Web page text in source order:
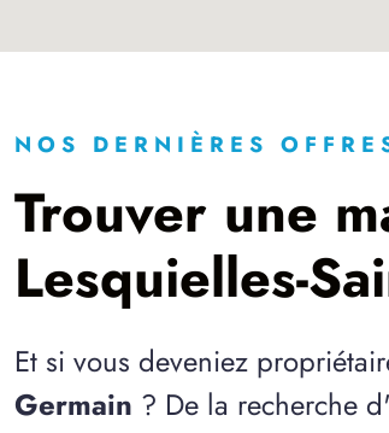
NOS DERNIÈRES
Trouver une
Lesquielles-
Et si vous deveniez
Germain ? De la recherche